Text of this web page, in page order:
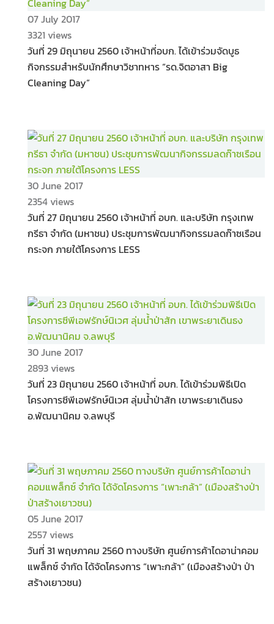
07 July 2017
3321 views
วันที่ 29 มิถุนายน 2560 เจ้าหน้าที่อบก. ได้เข้าร่วมจัดบูธ
กิจกรรมสำหรับนักศึกษาวิชาทหาร “รด.จิตอาสา Big
Cleaning Day”
30 June 2017
2354 views
วันที่ 27 มิถุนายน 2560 เจ้าหน้าที่ อบก. และบริษัท กรุงเทพ
กรีธา จำกัด (มหาชน) ประชุมการพัฒนากิจกรรมลดก๊าซเรือน
กระจก ภายใต้โครงการ LESS
30 June 2017
2893 views
วันที่ 23 มิถุนายน 2560 เจ้าหน้าที่ อบก. ได้เข้าร่วมพิธีเปิด
โครงการซีพีเอฟรักษ์นิเวศ ลุ่มน้ำป่าสัก เขาพระยาเดินธง
อ.พัฒนานิคม จ.ลพบุรี
05 June 2017
2557 views
วันที่ 31 พฤษภาคม 2560 ทางบริษัท ศูนย์การค้าไดอาน่าคอม
แพล็กซ์ จำกัด ได้จัดโครงการ “เพาะกล้า” (เมืองสร้างป่า ป่า
สร้างเยาวชน)